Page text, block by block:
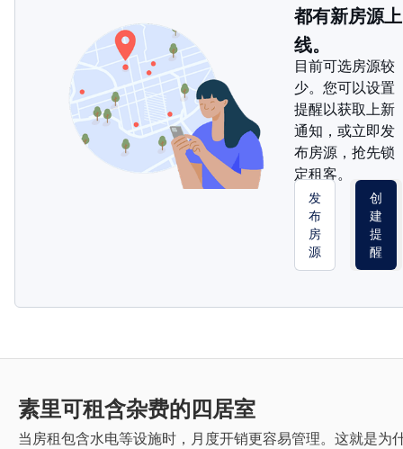
都有新房源上
线。
目前可选房源较
少。您可以设置
提醒以获取上新
通知，或立即发
布房源，抢先锁
定租客。
发
布
房
源
创
建
提
醒
素里可租含杂费的四居室
当房租包含水电等设施时，月度开销更容易管理。这就是为